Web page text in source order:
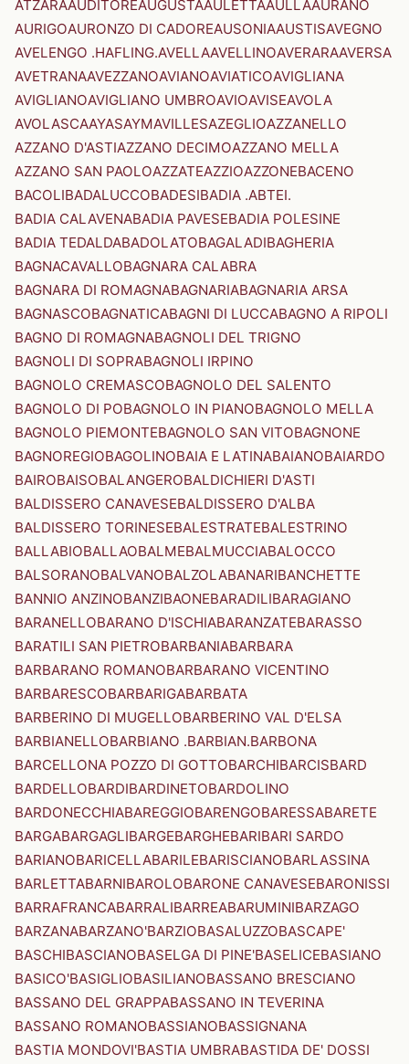
ATZARAAUDITOREAUGUSTAAULETTAAULLAAURANO
AURIGOAURONZO DI CADOREAUSONIAAUSTISAVEGNO
AVELENGO .HAFLING.AVELLAAVELLINOAVERARAAVERSA
AVETRANAAVEZZANOAVIANOAVIATICOAVIGLIANA
AVIGLIANOAVIGLIANO UMBROAVIOAVISEAVOLA
AVOLASCAAYASAYMAVILLESAZEGLIOAZZANELLO
AZZANO D'ASTIAZZANO DECIMOAZZANO MELLA
AZZANO SAN PAOLOAZZATEAZZIOAZZONEBACENO
BACOLIBADALUCCOBADESIBADIA .ABTEI.
BADIA CALAVENABADIA PAVESEBADIA POLESINE
BADIA TEDALDABADOLATOBAGALADIBAGHERIA
BAGNACAVALLOBAGNARA CALABRA
BAGNARA DI ROMAGNABAGNARIABAGNARIA ARSA
BAGNASCOBAGNATICABAGNI DI LUCCABAGNO A RIPOLI
BAGNO DI ROMAGNABAGNOLI DEL TRIGNO
BAGNOLI DI SOPRABAGNOLI IRPINO
BAGNOLO CREMASCOBAGNOLO DEL SALENTO
BAGNOLO DI POBAGNOLO IN PIANOBAGNOLO MELLA
BAGNOLO PIEMONTEBAGNOLO SAN VITOBAGNONE
BAGNOREGIOBAGOLINOBAIA E LATINABAIANOBAIARDO
BAIROBAISOBALANGEROBALDICHIERI D'ASTI
BALDISSERO CANAVESEBALDISSERO D'ALBA
BALDISSERO TORINESEBALESTRATEBALESTRINO
BALLABIOBALLAOBALMEBALMUCCIABALOCCO
BALSORANOBALVANOBALZOLABANARIBANCHETTE
BANNIO ANZINOBANZIBAONEBARADILIBARAGIANO
BARANELLOBARANO D'ISCHIABARANZATEBARASSO
BARATILI SAN PIETROBARBANIABARBARA
BARBARANO ROMANOBARBARANO VICENTINO
BARBARESCOBARBARIGABARBATA
BARBERINO DI MUGELLOBARBERINO VAL D'ELSA
BARBIANELLOBARBIANO .BARBIAN.BARBONA
BARCELLONA POZZO DI GOTTOBARCHIBARCISBARD
BARDELLOBARDIBARDINETOBARDOLINO
BARDONECCHIABAREGGIOBARENGOBARESSABARETE
BARGABARGAGLIBARGEBARGHEBARIBARI SARDO
BARIANOBARICELLABARILEBARISCIANOBARLASSINA
BARLETTABARNIBAROLOBARONE CANAVESEBARONISSI
BARRAFRANCABARRALIBARREABARUMINIBARZAGO
BARZANABARZANO'BARZIOBASALUZZOBASCAPE'
BASCHIBASCIANOBASELGA DI PINE'BASELICEBASIANO
BASICO'BASIGLIOBASILIANOBASSANO BRESCIANO
BASSANO DEL GRAPPABASSANO IN TEVERINA
BASSANO ROMANOBASSIANOBASSIGNANA
BASTIA MONDOVI'BASTIA UMBRABASTIDA DE' DOSSI